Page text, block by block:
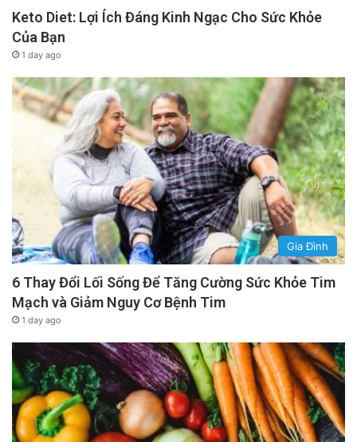
Keto Diet: Lợi Ích Đáng Kinh Ngạc Cho Sức Khỏe
Của Bạn
1 day ago
Gia Đình
6 Thay Đổi Lối Sống Để Tăng Cường Sức Khỏe Tim
Mạch và Giảm Nguy Cơ Bệnh Tim
1 day ago